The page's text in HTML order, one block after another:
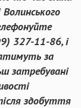
327-11-86, і
за
затребувані
здобуття